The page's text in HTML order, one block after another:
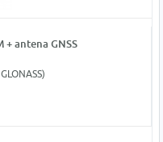
+ antena GNSS